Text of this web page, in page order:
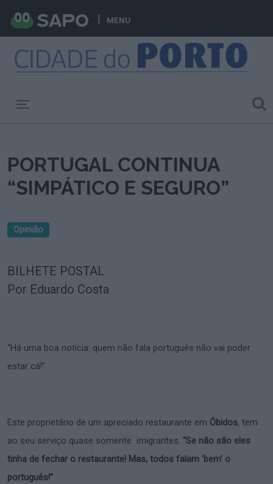
MENU
PORTUGAL CONTINUA
“SIMPÁTICO E SEGURO”
Opinião
BILHETE POSTAL
Por Eduardo Costa
“Há uma boa notícia: quem não fala português não vai poder
estar cá!”
Este proprietário de um apreciado restaurante em Óbidos, tem
ao seu serviço quase somente imigrantes. “Se não são eles
tinha de fechar o restaurante! Mas, todos falam ‘bem’ o
português!”